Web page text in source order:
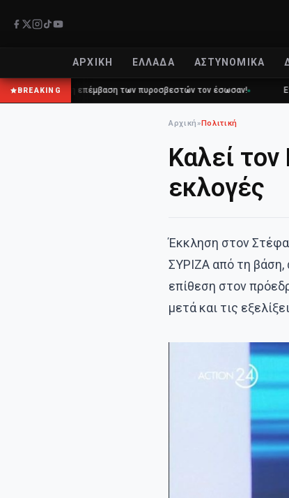
ΑΡΧΙΚΉ ΕΛΛΆΔΑ ΑΣΤΥΝΟΜΙΚΆ
BREAKING
επέμβαση των πυροσβεστών τον έσωσαν! Επίδομα 150€:
Αρχική »Πολιτική
Καλεί
εκλογές
Έκκληση στον
ΣΥΡΙΖΑ από τη
επίθεση στον
μετά και τις